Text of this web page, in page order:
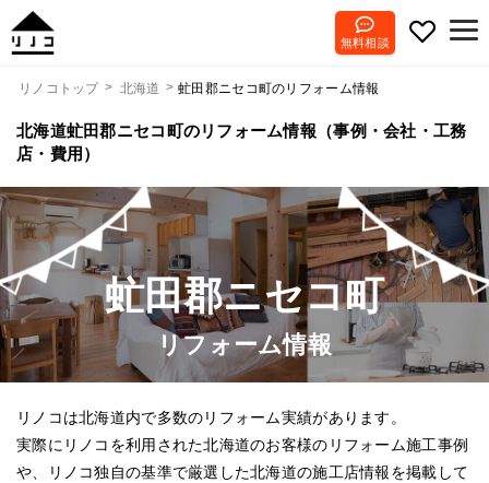
無料相談
リノコトップ 北海道 虻田郡ニセコ町のリフォーム情報
北海道虻田郡ニセコ町のリフォーム情報（事例・会社・工務
店・費用）
虻田郡ニセコ町
リフォーム情報
リノコは北海道内で多数のリフォーム実績があります。
実際にリノコを利用された北海道のお客様のリフォーム施工事例
や、リノコ独自の基準で厳選した北海道の施工店情報を掲載して